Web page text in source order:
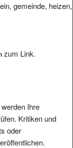
gemeinde, heizen,
zum Link.
Ihre
Kritiken und
oder